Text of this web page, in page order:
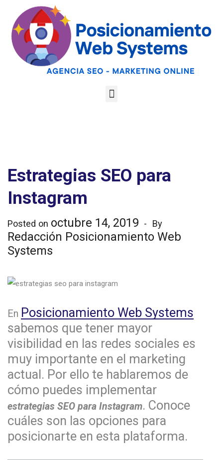
Estrategias SEO para
Instagram
Posted on octubre 14, 2019 By
Redacción Posicionamiento Web
Systems
En Posicionamiento Web Systems
sabemos que tener mayor
visibilidad en las redes sociales es
muy importante en el marketing
actual. Por ello te hablaremos de
cómo puedes implementar
estrategias SEO para Instagram. Conoce
cuáles son las opciones para
posicionarte en esta plataforma.
Optimiza tu web
para las AI
Google
Overviews y los
LLMs
Analiza tu web gratis